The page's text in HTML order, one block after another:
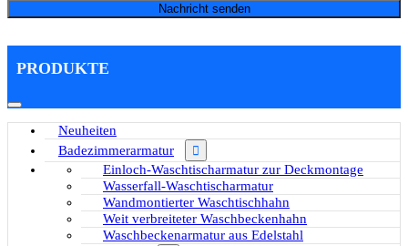
Nachricht senden
PRODUKTE
Neuheiten
Badezimmerarmatur
Einloch-Waschtischarmatur zur Deckmontage
Wasserfall-Waschtischarmatur
Wandmontierter Waschtischhahn
Weit verbreiteter Waschbeckenhahn
Waschbeckenarmatur aus Edelstahl